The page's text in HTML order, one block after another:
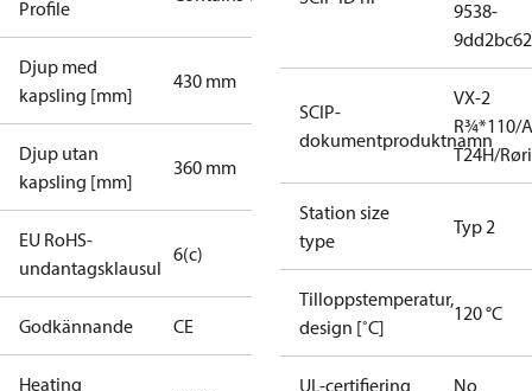
Profile
Djup med
kapsling [mm]
430 mm
Djup utan
kapsling [mm]
360 mm
EU RoHS-
undantagsklausul
6(c)
Godkännande CE
Heating
9538-
SCIP-
dokumentproduktnamn
VX-2
R¾*110/
T24H/
Station size
type
Typ 2
Tilloppstemperatur,
design [˚C]
120 °C
UL-certifiering No